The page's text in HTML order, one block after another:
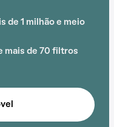
de 1 milhão e meio
mais de 70 filtros